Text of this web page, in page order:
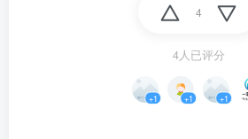
4
4人已评分
+1 +1 +1